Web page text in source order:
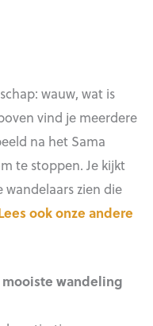
wauw, wat is
vind je meerdere
na het Sama
te stoppen. Je kijkt
zien die
ook onze andere
mooiste wandeling